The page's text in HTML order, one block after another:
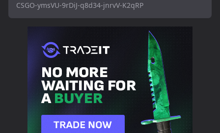
CSGO-ymsVU-9rDiJ-q8d34-jnrvV-K2qRP